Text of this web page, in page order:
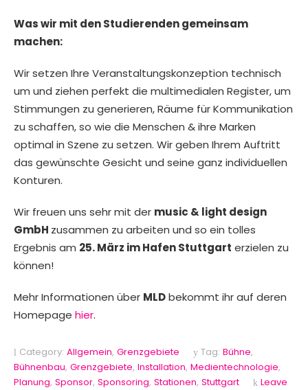
Was wir mit den Studierenden gemeinsam
machen:
Wir setzen Ihre Veranstaltungskonzeption technisch
um und ziehen perfekt die multimedialen Register, um
Stimmungen zu generieren, Räume für Kommunikation
zu schaffen, so wie die Menschen & ihre Marken
optimal in Szene zu setzen. Wir geben Ihrem Auftritt
das gewünschte Gesicht und seine ganz individuellen
Konturen.
Wir freuen uns sehr mit der music & light design
GmbH zusammen zu arbeiten und so ein tolles
Ergebnis am 25. März im Hafen Stuttgart erzielen zu
können!
Mehr Informationen über MLDbekommt ihr auf deren
Homepage hier.
Category: Allgemein, Grenzgebiete Tag: Bühne,
Bühnenbau, Grenzgebiete, Installation, Medientechnologie,
Planung, Sponsor, Sponsoring, Stationen, Stuttgart
Leave